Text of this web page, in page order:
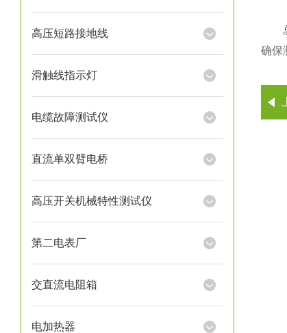
高压短路接地线
滑触线指示灯
电缆故障测试仪
直流单双臂电桥
高压开关机械特性测试仪
第二电表厂
交直流电阻箱
电加热器
总
确保